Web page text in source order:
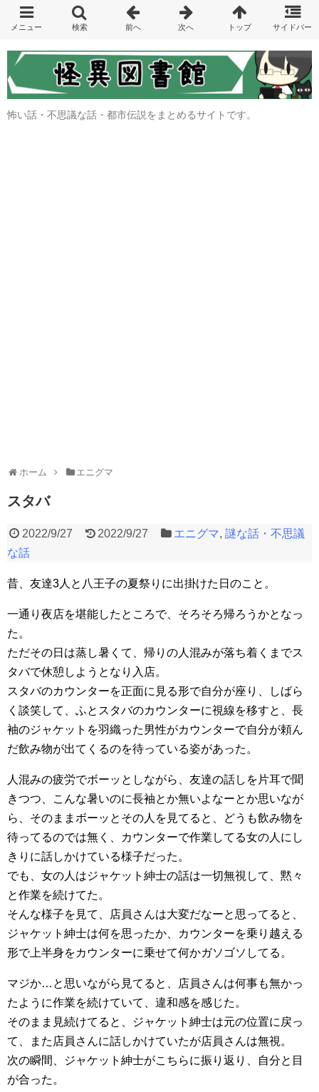
怖い話・不思議な話・都市伝説をまとめるサイトです。
ホーム エニグマ
スタバ
2022/9/27 2022/9/27 エニグマ,謎な話・不思議
な話
昔、友達3人と八王子の夏祭りに出掛けた日のこと。
一通り夜店を堪能したところで、そろそろ帰ろうかとなっ
た。
ただその日は蒸し暑くて、帰りの人混みが落ち着くまでス
タバで休憩しようとなり入店。
スタバのカウンターを正面に見る形で自分が座り、しばら
く談笑して、ふとスタバのカウンターに視線を移すと、長
袖のジャケットを羽織った男性がカウンターで自分が頼ん
だ飲み物が出てくるのを待っている姿があった。
人混みの疲労でボーッとしながら、友達の話しを片耳で聞
きつつ、こんな暑いのに長袖とか無いよなーとか思いなが
ら、そのままボーッとその人を見てると、どうも飲み物を
待ってるのでは無く、カウンターで作業してる女の人にし
きりに話しかけている様子だった。
でも、女の人はジャケット紳士の話は一切無視して、黙々
と作業を続けてた。
そんな様子を見て、店員さんは大変だなーと思ってると、
ジャケット紳士は何を思ったか、カウンターを乗り越える
形で上半身をカウンターに乗せて何かガソゴソしてる。
マジか…と思いながら見てると、店員さんは何事も無かっ
たように作業を続けていて、違和感を感じた。
そのまま見続けてると、ジャケット紳士は元の位置に戻っ
て、また店員さんに話しかけていたが店員さんは無視。
次の瞬間、ジャケット紳士がこちらに振り返り、自分と目
が合った。